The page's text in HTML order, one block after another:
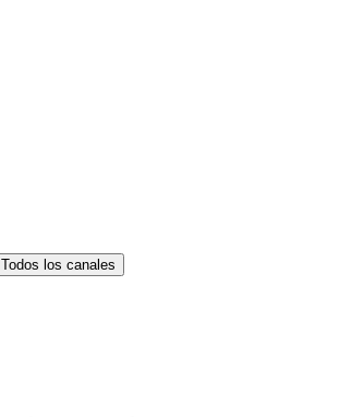
Todos los canales